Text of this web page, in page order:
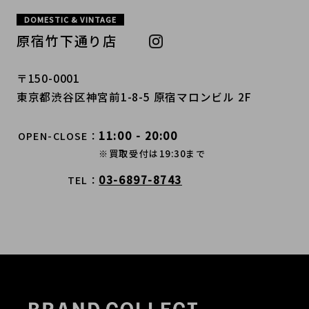
DOMESTIC & VINTAGE
原宿竹下通り店
〒150-0001
東京都渋谷区神宮前1-8-5 原宿マロンビル 2F
OPEN-CLOSE 11:00 - 20:00
※買取受付は19:30まで
TEL 03-6897-8743